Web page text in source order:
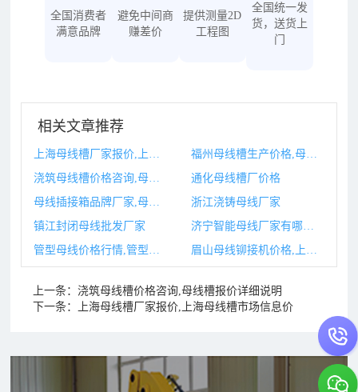
全国消费者
满意品牌
避免中间商
赚差价
提供测量2D
工程图
全国统一发
货，送货上
门
相关文章推荐
福州母线槽生产价格,母线槽规格型号及价格
通化母线槽厂价格
浙江浇铸母线厂家
镇江封闭母线批发厂家
上一条：浇筑母线槽价格咨询,母线槽报价详细说明
下一条：
上海母线槽厂家报价,上海母线槽市场信息价